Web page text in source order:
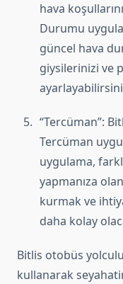
hava
Durumu
güncel hava
giysilerinizi ve
“Tercüman”:
Tercüman
uygulama,
yapmanıza
kurmak ve
daha kolay
Bitlis otobüs
kullanarak